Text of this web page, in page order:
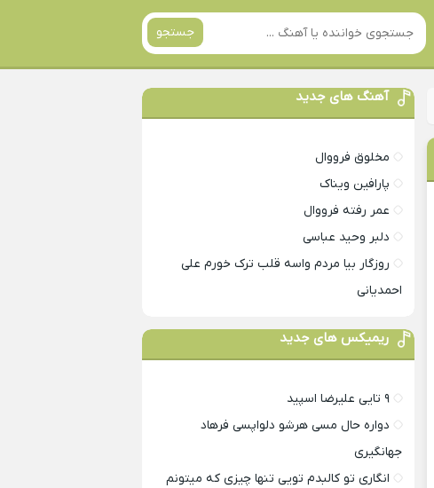
جستجو
آهنگ های جدید
مخلوق فرووال
پارافین ویناک
عمر رفته فرووال
دلبر وحید عباسی
روزگار بیا مردم واسه قلب ترک خورم علی
احمدیانی
ریمیکس های جدید
۹ تایی علیرضا اسپید
دواره حال مسی هرشو دلواپسی فرهاد
جهانگیری
انگاری تو کالبدم تویی تنها چیزی که میتونم